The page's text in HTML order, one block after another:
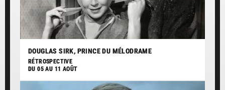
DOUGLAS SIRK, PRINCE DU MÉLODRAME
RÉTROSPECTIVE
DU 05 AU 11 AOÛT